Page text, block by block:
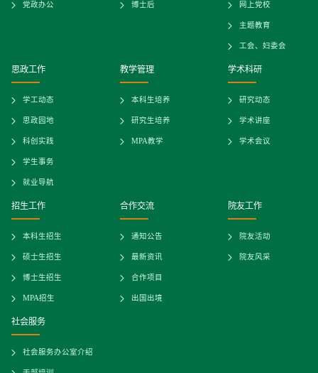
党政办公 博士后 网上党校
主题教育
工会、妇委会
思政工作
学工动态
思政园地
科创实践
学生事务
就业导航
教学管理
本科生培养
研究生培养
MPA教学
学术科研
研究动态
学术讲座
学术会议
招生工作
本科生招生
硕士生招生
博士生招生
MPA招生
合作交流
通知公告
最新资讯
合作项目
出国出境
院友工作
院友活动
院友风采
社会服务
社会服务办公室介绍